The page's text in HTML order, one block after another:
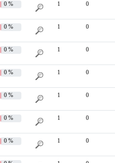
0 % 1 0
0 % 1 0
0 % 1 0
0 % 1 0
0 % 1 0
0 % 1 0
0 % 1 0